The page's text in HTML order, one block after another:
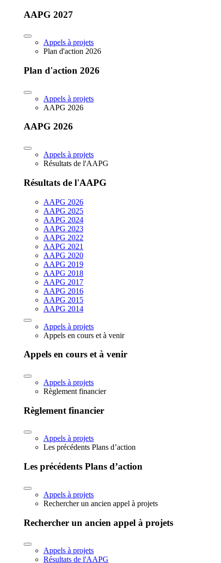
AAPG 2027
Appels à projets
Plan d'action 2026
Plan d'action 2026
Appels à projets
AAPG 2026
AAPG 2026
Appels à projets
Résultats de l'AAPG
Résultats de l'AAPG
AAPG 2026
AAPG 2025
AAPG 2024
AAPG 2023
AAPG 2022
AAPG 2021
AAPG 2020
AAPG 2019
AAPG 2018
AAPG 2017
AAPG 2016
AAPG 2015
AAPG 2014
Appels à projets
Appels en cours et à venir
Appels en cours et à venir
Appels à projets
Règlement financier
Règlement financier
Appels à projets
Les précédents Plans d’action
Les précédents Plans d’action
Appels à projets
Rechercher un ancien appel à projets
Rechercher un ancien appel à projets
Appels à projets
Résultats de l'AAPG